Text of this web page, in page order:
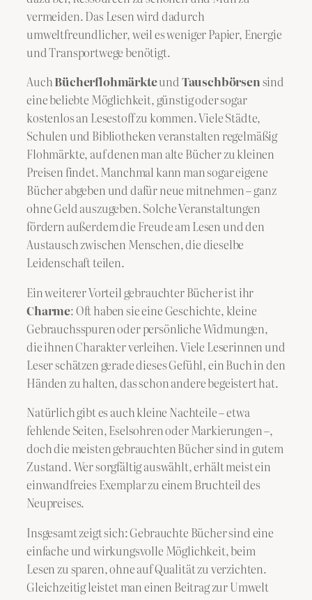
vermeiden. Das Lesen wird dadurch
umweltfreundlicher, weil es weniger Papier, Energie
und Transportwege benötigt.
AuchBücherflohmärkteundTauschbörsensind
eine beliebte Möglichkeit, günstig oder sogar
kostenlos an Lesestoff zu kommen. Viele Städte,
Schulen und Bibliotheken veranstalten regelmäßig
Flohmärkte, auf denen man alte Bücher zu kleinen
Preisen findet. Manchmal kann man sogar eigene
Bücher abgeben und dafür neue mitnehmen – ganz
ohne Geld auszugeben. Solche Veranstaltungen
fördern außerdem die Freude am Lesen und den
Austausch zwischen Menschen, die dieselbe
Leidenschaft teilen.
Ein weiterer Vorteil gebrauchter Bücher ist ihr
Charme: Oft haben sie eine Geschichte, kleine
Gebrauchsspuren oder persönliche Widmungen,
die ihnen Charakter verleihen. Viele Leserinnen und
Leser schätzen gerade dieses Gefühl, ein Buch in den
Händen zu halten, das schon andere begeistert hat.
Natürlich gibt es auch kleine Nachteile – etwa
fehlende Seiten, Eselsohren oder Markierungen –,
doch die meisten gebrauchten Bücher sind in gutem
Zustand. Wer sorgfältig auswählt, erhält meist ein
einwandfreies Exemplar zu einem Bruchteil des
Neupreises.
Insgesamt zeigt sich: Gebrauchte Bücher sind eine
einfache und wirkungsvolle Möglichkeit, beim
Lesen zu sparen, ohne auf Qualität zu verzichten.
Gleichzeitig leistet man einen Beitrag zur Umwelt